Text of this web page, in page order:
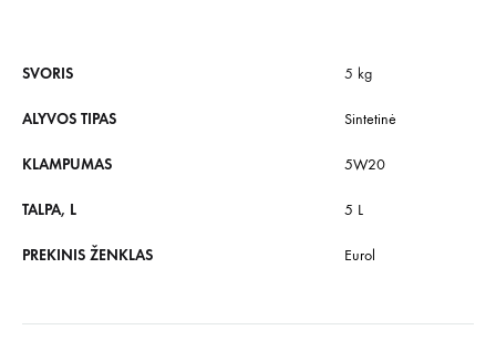
SVORIS 5 kg
ALYVOS TIPAS Sintetinė
KLAMPUMAS 5W20
TALPA, L 5 L
PREKINIS ŽENKLAS Eurol